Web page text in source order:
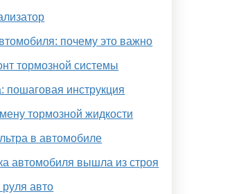
почему это важно
тормозной системы
пошаговая инструкция
тормозной жидкости
в автомобиле
автомобиля вышла из строя
авто